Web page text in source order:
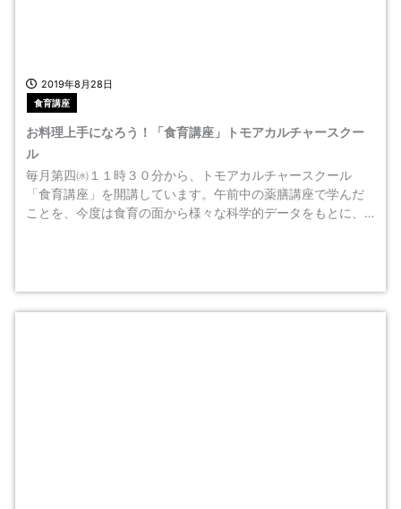
2019年8月28日
食育講座
お料理上手になろう！「食育講座」トモアカルチャースクー
ル
毎月第四㈬１１時３０分から、トモアカルチャースクール
「食育講座」を開講しています。午前中の薬膳講座で学んだ
ことを、今度は食育の面から様々な科学的データをもとに、…